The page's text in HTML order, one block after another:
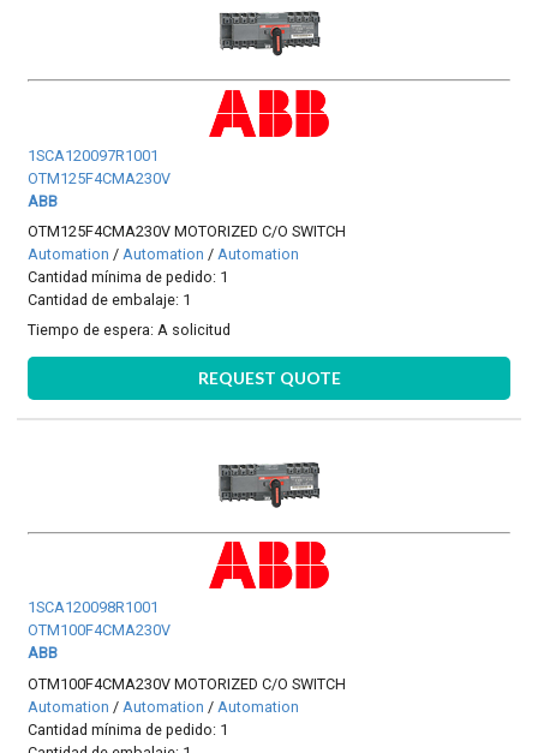
1SCA120097R1001
OTM125F4CMA230V
ABB
OTM125F4CMA230V MOTORIZED C/O SWITCH
Automation /Automation /Automation
Cantidad mínima de pedido: 1
Cantidad de embalaje: 1
Tiempo de espera:A solicitud
REQUEST QUOTE
1SCA120098R1001
OTM100F4CMA230V
ABB
OTM100F4CMA230V MOTORIZED C/O SWITCH
Automation / Automation / Automation
Cantidad mínima de pedido: 1